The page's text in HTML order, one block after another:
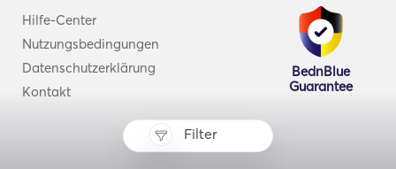
Filter
Hilfe-Center
Nutzungsbedingungen
Datenschutzerklärung
Kontakt
BednBlue
Guarantee